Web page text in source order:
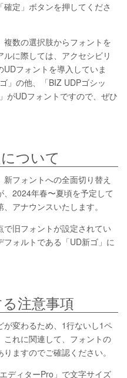
確定」ボタンを押してくださ
数の選択肢からフォントを
に際しては、アクセシビリ
フォントを導入していま
」の他、「BIZ UDPゴシッ
がUDフォントですので、ぜひ
ついて
フォントへの全面切り替え
2024年春〜夏頃を予定して
アナウンスいたします。
旧フォントが設定されてい
ォルトである「UD新ゴ」に
注意事項
が変わるため、1行ないし1ペ
れに関連して、フォントの
ますのでご確認ください。
ディターPro」で文字サイズ